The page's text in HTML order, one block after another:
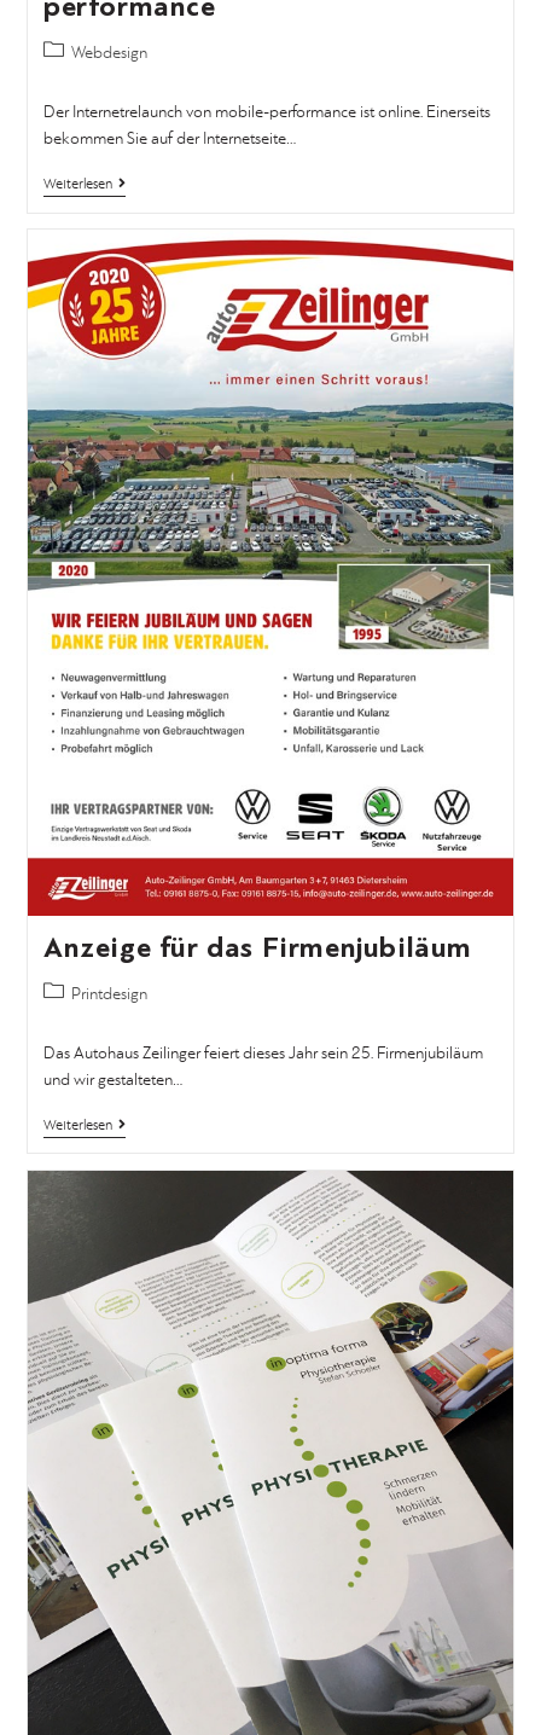
Webdesign
Der Internetrelaunch von mobile-performance ist online. Einerseits
bekommen Sie auf der Internetseite…
Weiterlesen
Anzeige für das Firmenjubiläum
Printdesign
Das Autohaus Zeilinger feiert dieses Jahr sein 25. Firmenjubiläum
und wir gestalteten…
Weiterlesen